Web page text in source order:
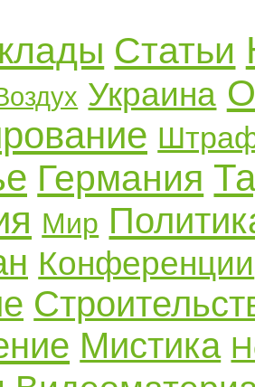
Статьи
Украина
Германия
Мир
Конференции
Мистика